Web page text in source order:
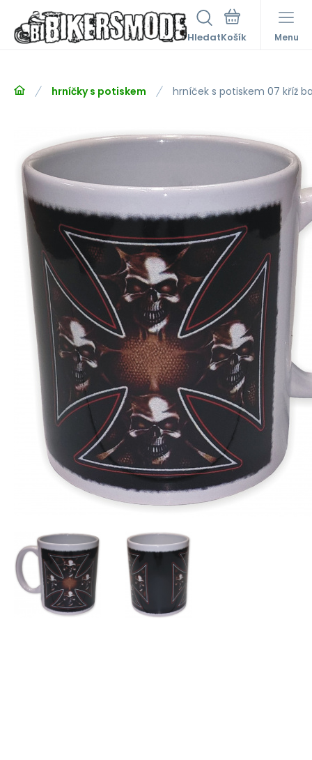
Hledat Menu
hrníčky s potiskem hrníček s potiskem 07 kříž